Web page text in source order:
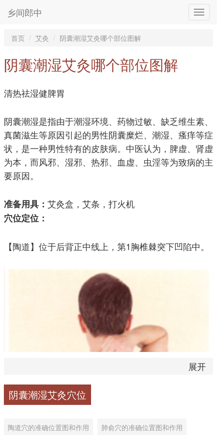
乡间郎中
首页 艾灸 阴囊潮湿艾灸哪个部位图解
阴囊潮湿艾灸哪个部位图解
清热祛湿健脾胃
阴囊潮湿是指由于潮湿环境、药物过敏、缺乏维生素、
真菌滋生等原因引起的男性阴囊糜烂、潮湿、瘙痒等症
状，是一种男性特有的皮肤病。中医认为，脾虚、肾虚
为本，而风邪、湿邪、热邪、血虚、虫淫等为致病的主
要原因。
准备用具： 艾灸盒，艾条，打火机
穴位定位：
【陶道】位于后背正中线上，第1胸椎棘突下凹陷中。
展开
阴囊潮湿艾灸穴位
陶道穴的准确位置图和作用 肺俞穴的准确位置图和作用